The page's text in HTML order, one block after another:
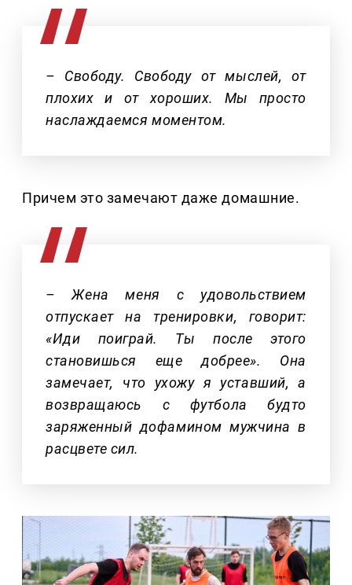
– Свободу. Свободу от мыслей, от
плохих и от хороших. Мы просто
наслаждаемся моментом.
Причем это замечают даже домашние.
– Жена меня с удовольствием
отпускает на тренировки, говорит:
«Иди поиграй. Ты после этого
становишься еще добрее». Она
замечает, что ухожу я уставший, а
возвращаюсь с футбола будто
заряженный дофамином мужчина в
расцвете сил.